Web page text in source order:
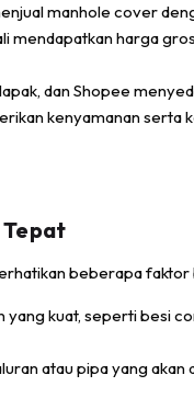
manhole cover
mendapatkan harga
dan Shopee
kenyamanan serta
beberapa faktor
kuat, seperti besi
atau pipa yang